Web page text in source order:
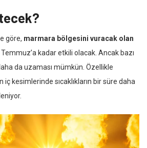
göre, marmara bölgesini vuracak olan
Temmuz’a kadar etkili olacak. Ancak bazı
da uzaması mümkün. Özellikle
iç kesimlerinde sıcaklıkların bir süre daha